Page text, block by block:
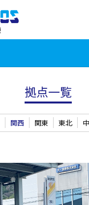
拠点一覧
関西 関東 東北